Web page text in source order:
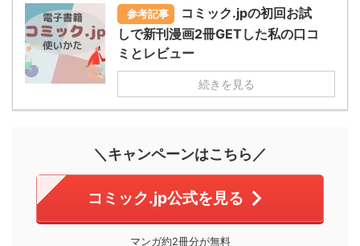
参考記事
コミック.jpの初回お試
しで新刊漫画2冊GETした私の口コ
ミとレビュー
続きを見る
＼キャンペーンはこちら／
コミック.jp公式を見る
マンガ約2冊分が無料